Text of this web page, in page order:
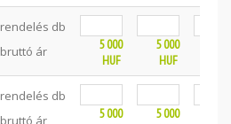
rendelés db
bruttó ár
5 000
HUF
5 000
HUF
rendelés db
bruttó ár
5 000
5 000